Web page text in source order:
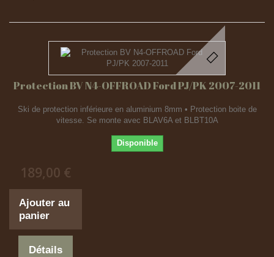
Protection BV N4-OFFROAD Ford PJ/PK 2007-2011
Ski de protection inférieure en aluminium 8mm • Protection boite de
vitesse. Se monte avec BLAV6A et BLBT10A
Disponible
189,00 €
Ajouter au
panier
Détails